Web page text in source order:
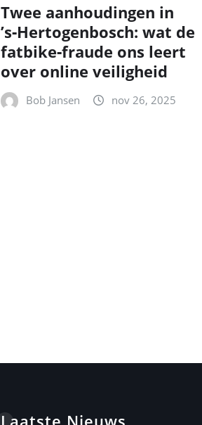
Twee aanhoudingen in
’s‑Hertogenbosch: wat de
fatbike‑fraude ons leert
over online veiligheid
Bob Jansen nov 26, 2025